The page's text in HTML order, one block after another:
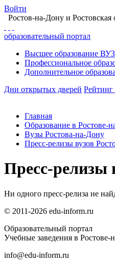
Войти
Ростов-на-Дону и Ростовская
образовательный портал
Высшее образование
Профессиональное
Дополнительное
Дни открытых дверей Рейтинг
Главная
Образование в Ростове-
Вузы Ростова-на-Дону
Пресс-релизы вузов
Пресс-релизы
Ни одного пресс-релиза не
© 2011-2026 edu-inform.ru
Образовательный портал
Учебные заведения в Ростове-
info@edu-inform.ru